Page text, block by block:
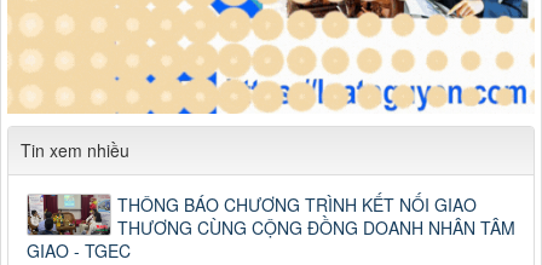
Tin xem nhiều
THÔNG BÁO CHƯƠNG TRÌNH KẾT NỐI GIAO
THƯƠNG CÙNG CỘNG ĐỒNG DOANH NHÂN TÂM
GIAO - TGEC